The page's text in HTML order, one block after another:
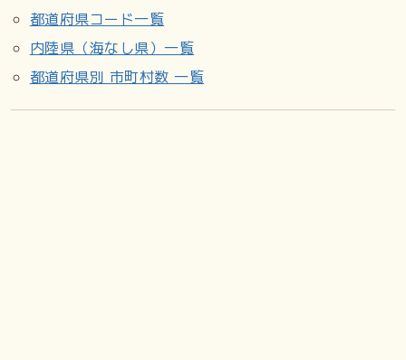
都道府県コード一覧
内陸県（海なし県）一覧
都道府県別 市町村数 一覧